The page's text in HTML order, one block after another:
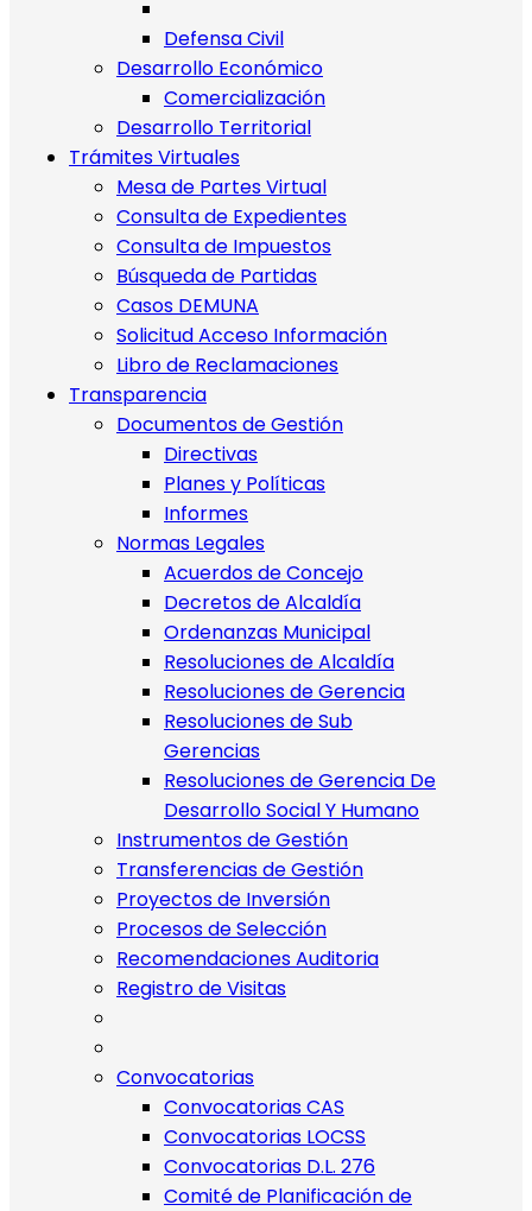
Defensa Civil
Desarrollo Económico
Comercialización
Desarrollo Territorial
Trámites Virtuales
Mesa de Partes Virtual
Consulta de Expedientes
Consulta de Impuestos
Búsqueda de Partidas
Casos DEMUNA
Solicitud Acceso Información
Libro de Reclamaciones
Transparencia
Documentos de Gestión
Directivas
Planes y Políticas
Informes
Normas Legales
Acuerdos de Concejo
Decretos de Alcaldía
Ordenanzas Municipal
Resoluciones de Alcaldía
Resoluciones de Gerencia
Resoluciones de Sub
Gerencias
Resoluciones de Gerencia De
Desarrollo Social Y Humano
Instrumentos de Gestión
Transferencias de Gestión
Proyectos de Inversión
Procesos de Selección
Recomendaciones Auditoria
Registro de Visitas
Convocatorias
Convocatorias CAS
Convocatorias LOCSS
Convocatorias D.L. 276
Comité de Planificación de